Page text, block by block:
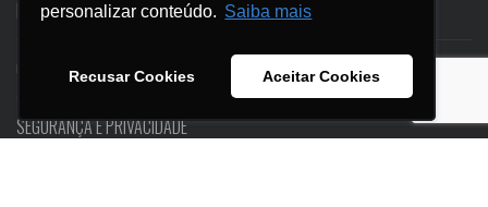
personalizar conteúdo. Saiba mais
Recusar Cookies Aceitar Cookies
personalizar conteúdo. Saiba mais
Recusar Cookies Aceitar Cookies
EBOOKS
CONTATO
SEGURANÇA E PRIVACIDADE